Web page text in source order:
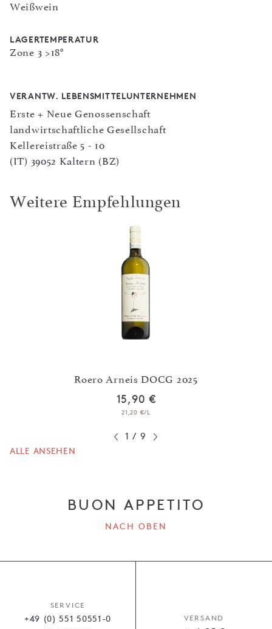
Weißwein
LAGERTEMPERATUR
Zone 3 >18°
VERANTW. LEBENSMITTELUNTERNEHMEN
Erste + Neue Genossenschaft
landwirtschaftliche Gesellschaft
Kellereistraße 5 - 10
(IT) 39052 Kaltern (BZ)
Weitere Empfehlungen
Roero Arneis DOCG 2025
15,90 €
21,20 €/L
1 / 9
ALLE ANSEHEN
BUON APPETITO
NACH OBEN
SERVICE
+49 (0) 551 50551-0 VERSAND